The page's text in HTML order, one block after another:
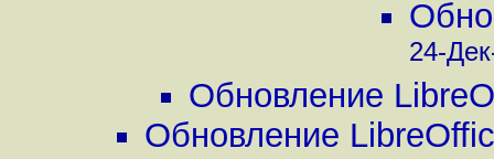
24-
Обновление
Обновление